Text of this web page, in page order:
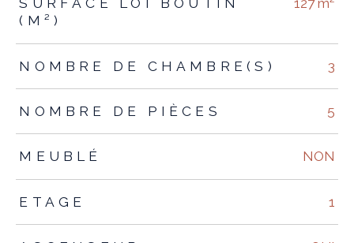
SURFACE LOI BOUTIN
(M²)
127 m²
NOMBRE DE CHAMBRE(S) 3
NOMBRE DE PIÈCES 5
MEUBLÉ NON
ETAGE 1